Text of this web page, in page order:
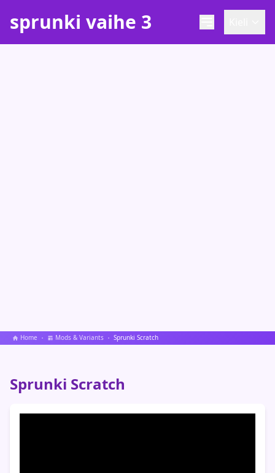
sprunki vaihe 3
Home Mods & Variants Sprunki Scratch
Sprunki Scratch